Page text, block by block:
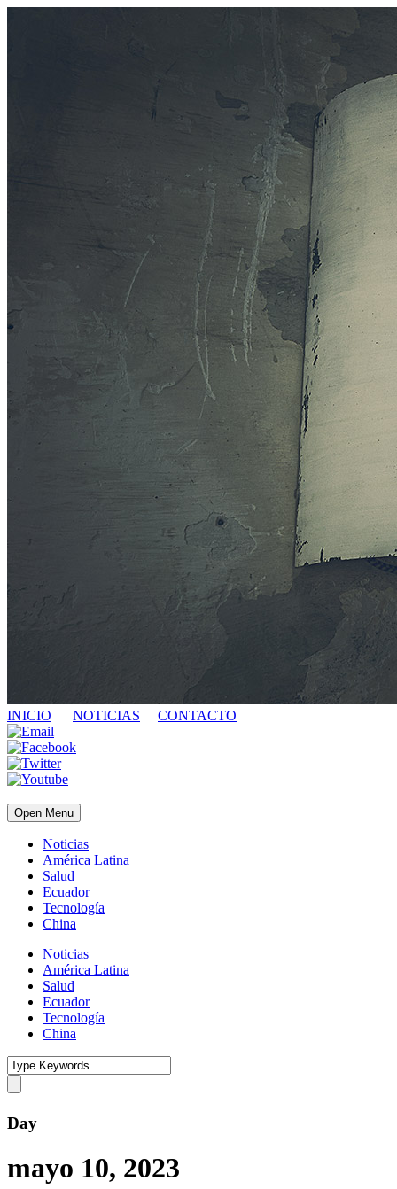
INICIO NOTICIAS CONTACTO
Open Menu
Noticias
América Latina
Salud
Ecuador
Tecnología
China
Noticias
América Latina
Salud
Ecuador
Tecnología
China
Day
mayo 10, 2023